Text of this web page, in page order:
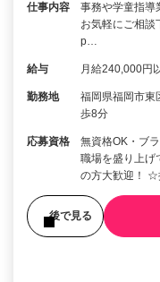
仕事内容
事務や学童指導
お気軽にご相談
p…
給与 月給240,000円
勤務地
福岡県福岡市東
歩8分
応募資格
無資格OK・ブ
職場を盛り上げ
の方大歓迎！ ☆
後で見る